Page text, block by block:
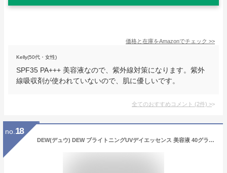
価格と在庫をAmazonでチェック >>
Kelly(50代・女性)
SPF35 PA+++ 美容液なので、紫外線対策になります。紫外
線吸収剤が使われていないので、肌に優しいです。
全てのおすすめコメント (2件) >
no. 18
DEW(デュウ) DEW ブライトニングUVデイエッセンス 美容液 40グラム (x 1)